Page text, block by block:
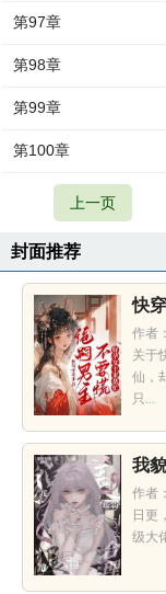
第97章
第98章
第99章
第100章
上一页
封面推荐
快
作者
关于
仙，
只...
我
作者
日更
级大